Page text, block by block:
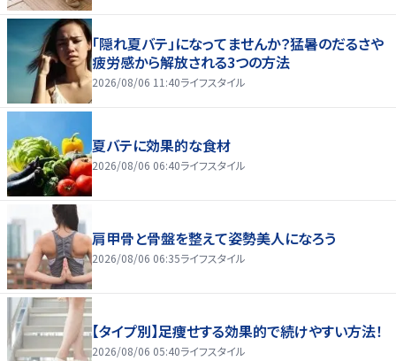
「隠れ夏バテ」になってませんか？猛暑のだるさや
疲労感から解放される3つの方法
2026/08/06 11:40ライフスタイル
夏バテに効果的な食材
2026/08/06 06:40ライフスタイル
肩甲骨と骨盤を整えて姿勢美人になろう
2026/08/06 06:35ライフスタイル
【タイプ別】足痩せする効果的で続けやすい方法！
2026/08/06 05:40ライフスタイル